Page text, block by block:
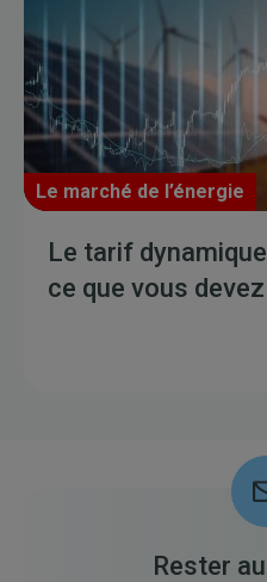
Le marché de l’énergie
Le tarif
ce que vous
Rester